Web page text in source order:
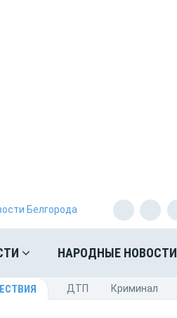
Белгорода
НАРОДНЫЕ НОВОСТИ
ДТП Криминал